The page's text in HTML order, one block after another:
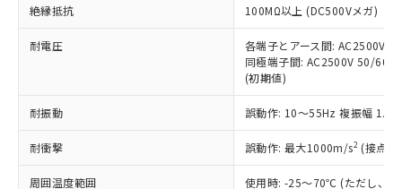
絶縁抵抗 100MΩ以上 (DC500Vメガ)
耐電圧
各端子とアース間: AC2500V
同極端子間: AC2500V 50/
(初期値)
耐振動 誤動作: 10～55Hz 複振幅
耐衝撃 誤動作: 最大1000m/s2 (接点
周囲温度範囲
使用時: -25～70℃ (ただし、氷
当社制御機器事業取扱商品の中には、
本サービスの対象外となる商品もある
ことをご了承ください。
在庫状況および標準価格照会結果は、
記載している更新日時点での社内デー
タに基づき作成されるものであり、閲
覧された時点での実際の在庫および標
準価格とは異なる場合があることをご
正式な納期状況および標準価格はお客
仕入先様の事情により、非含有部品として
いたものが、含有品と判明した場合などや
むを得ず変更することがあります。
鉛(Pb) 1000ppm以下、 水銀(Hg) 1000ppm以下、 カド
六価クロム(Cr(Ⅵ)) 1000ppm以下、ポリ臭化ビフェニル
類(PBB) 1000ppm以下、ポリ臭化ジフェニルエーテル類
「×」：最大均質材料含有率が中国RoHSの
基準値を超えていることを示します。
「－」：未確認です。当社販売部門へお問
*中国RoHS10物質の基準値 (GB/T26572)：
Pb(鉛) :1000ppm、 Hg(水銀) : 1000ppm、 Cd(カドミウ
Cr(Ⅵ)(六価クロム) : 1000ppm、 PBBs(ポリ臭化ビフェ
ニル類) : 1000ppm、 PBDEs(ポリ臭化ジフェニルエーテ
ル類) : 1000ppm、
当社は、これら貴社製品のうち、外国
為替および外国貿易法に定める商品
（以下｢規制貨物等」という）を輸出
または国外への提供する場合は、日本
国政府の輸出許可(または役務取引許
可)を取得するなどの必要な手続きを
当社は規制貨物を破棄する場合は、完
一定数以上の在庫あり